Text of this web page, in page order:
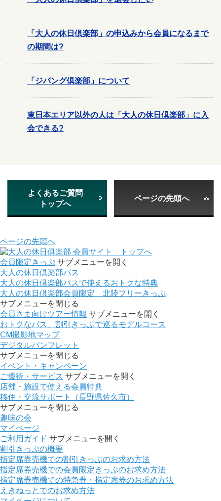
「大人の休日倶楽部」の申込みから会員になるまで
の期間は?
「ジパング倶楽部」について
東日本エリア以外の人は「大人の休日倶楽部」に入
会できる?
よくあるご質問
トップへ
ページの先頭へ
ページの先頭へ
会員サイト トップへ
会員限定きっぷ サブメニューを開く
大人の休日倶楽部パス
大人の休日倶楽部パスで使えるおトクな特典
大人の休日倶楽部会員限定 北陸フリーきっぷ
サブメニューを閉じる
会員さま向けツアー情報 サブメニューを開く
おトクなパス、割引きっぷで巡るモデルコース
CM撮影地マップ
デジタルパンフレット
サブメニューを閉じる
イベント・キャンペーン
ご優待・サービス サブメニューを開く
店舗・施設で使える会員特典
移住・交流サポート（長野県佐久市）
サブメニューを閉じる
趣味の会
マイページ
ご利用ガイド サブメニューを開く
割引きっぷの概要
指定席券売機での割引きっぷのお求め方法
指定席券売機での会員限定きっぷのお求め方法
指定席券売機での特急券・指定席券のお求め方法
えきねっとでのお求め方法